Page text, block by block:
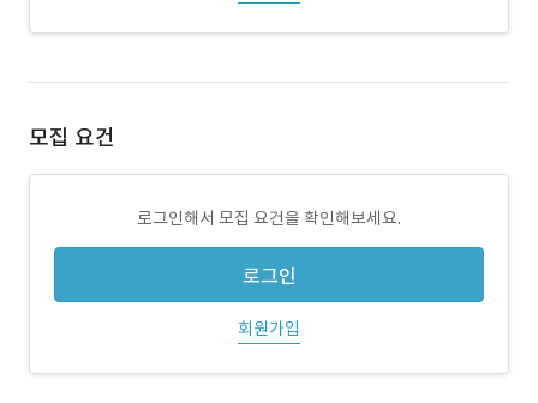
모집 요건
로그인해서 모집 요건을 확인해보세요.
로그인
회원가입